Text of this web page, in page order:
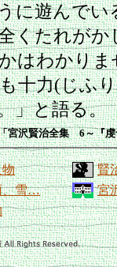
に遊んでい
くたれがか
はわかりま
十力(じふ
」と語る。
宮沢賢治全集 6～『虔
物
、雪…
賢
宮